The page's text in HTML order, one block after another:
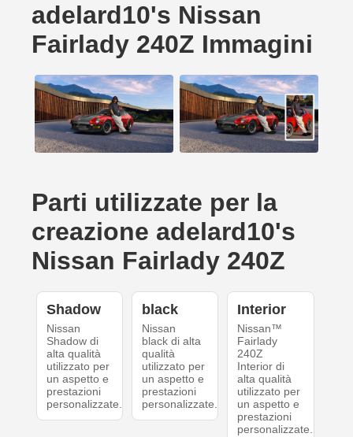
adelard10's Nissan
Fairlady 240Z Immagini
Parti utilizzate per la
creazione adelard10's
Nissan Fairlady 240Z
Shadow
Nissan
Shadow di
alta qualità
utilizzato per
un aspetto e
prestazioni
personalizzate.
black
Nissan
black di alta
qualità
utilizzato per
un aspetto e
prestazioni
personalizzate.
Interior
Nissan™
Fairlady
240Z
Interior di
alta qualità
utilizzato per
un aspetto e
prestazioni
personalizzate.